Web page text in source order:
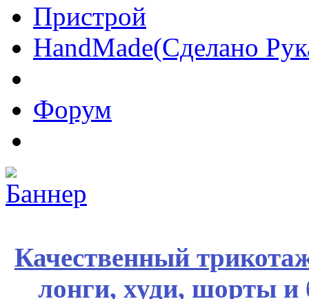
Пристрой
HandMade(Сделано
Форум
Качественный
лонги, худи, шорты